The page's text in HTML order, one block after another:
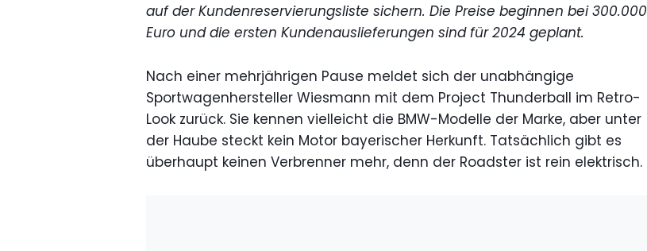
auf der Kundenreservierungsliste sichern. Die Preise beginnen bei 300.000
Euro und die ersten Kundenauslieferungen sind für 2024 geplant.
Nach einer mehrjährigen Pause meldet sich der unabhängige
Sportwagenhersteller Wiesmann mit dem Project Thunderball im Retro-
Look zurück. Sie kennen vielleicht die BMW-Modelle der Marke, aber unter
der Haube steckt kein Motor bayerischer Herkunft. Tatsächlich gibt es
überhaupt keinen Verbrenner mehr, denn der Roadster ist rein elektrisch.